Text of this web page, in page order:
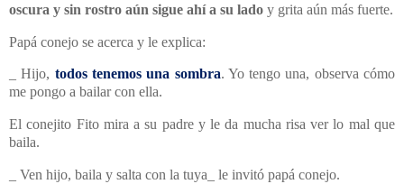
oscura y sin rostro aún sigue ahí a su lado y grita aún más fuerte.
Papá conejo se acerca y le explica:
_ Hijo, todos tenemos una sombra. Yo tengo una, observa cómo
me pongo a bailar con ella.
El conejito Fito mira a su padre y le da mucha risa ver lo mal que
baila.
_ Ven hijo, baila y salta con la tuya_ le invitó papá conejo.